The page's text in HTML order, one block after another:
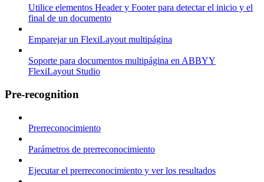
Utilice elementos Header y Footer para detectar el inicio y el
final de un documento
Emparejar un FlexiLayout multipágina
Soporte para documentos multipágina en ABBYY
FlexiLayout Studio
Pre-recognition
Prerreconocimiento
Parámetros de prerreconocimiento
Ejecutar el prerreconocimiento y ver los resultados